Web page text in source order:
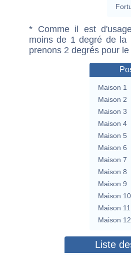
* Comme il est
moins de 1 degré de la
prenons 2 degrés pour
Maison 1
Maison 2
Maison 3
Maison 4
Maison 5
Maison 6
Maison 7
Maison 8
Maison 9
Maison 10
Maison 11
Maison 12
Liste